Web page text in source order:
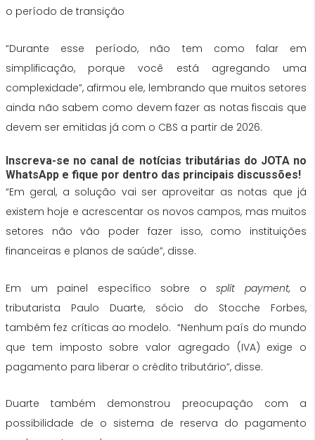
o período de transição
“Durante esse período, não tem como falar em
simplificação, porque você está agregando uma
complexidade”, afirmou ele, lembrando que muitos setores
ainda não sabem como devem fazer as notas fiscais que
devem ser emitidas já com o CBS a partir de 2026.
Inscreva-se no canal de notícias tributárias do JOTA no
WhatsApp e fique por dentro das principais discussões!
“Em geral, a solução vai ser aproveitar as notas que já
existem hoje e acrescentar os novos campos, mas muitos
setores não vão poder fazer isso, como instituições
financeiras e planos de saúde”, disse.
Em um painel específico sobre o split payment,o
tributarista Paulo Duarte, sócio do Stocche Forbes,
também fez críticas ao modelo. “Nenhum país do mundo
que tem imposto sobre valor agregado (IVA) exige o
pagamento para liberar o crédito tributário”, disse.
Duarte também demonstrou preocupação com a
possibilidade de o sistema de reserva do pagamento